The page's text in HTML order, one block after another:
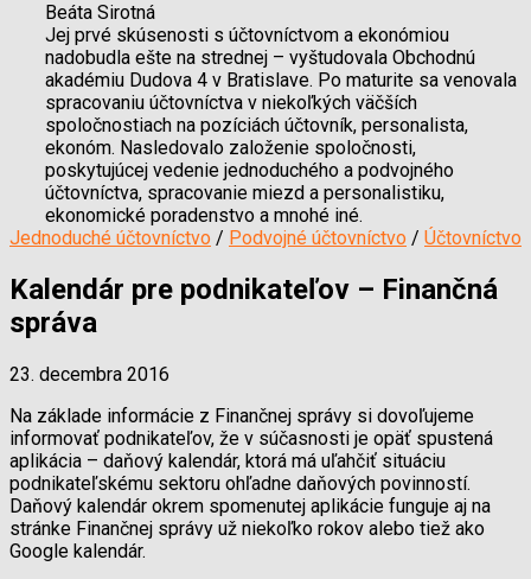
Beáta Sirotná
Jej prvé skúsenosti s účtovníctvom a ekonómiou
nadobudla ešte na strednej – vyštudovala Obchodnú
akadémiu Dudova 4 v Bratislave. Po maturite sa venovala
spracovaniu účtovníctva v niekoľkých väčších
spoločnostiach na pozíciách účtovník, personalista,
ekonóm. Nasledovalo založenie spoločnosti,
poskytujúcej vedenie jednoduchého a podvojného
účtovníctva, spracovanie miezd a personalistiku,
ekonomické poradenstvo a mnohé iné.
Jednoduché účtovníctvo / Podvojné účtovníctvo / Účtovníctvo
Kalendár pre podnikateľov – Finančná
správa
23. decembra 2016
Na základe informácie z Finančnej správy si dovoľujeme
informovať podnikateľov, že v súčasnosti je opäť spustená
aplikácia – daňový kalendár, ktorá má uľahčiť situáciu
podnikateľskému sektoru ohľadne daňových povinností.
Daňový kalendár okrem spomenutej aplikácie funguje aj na
stránke Finančnej správy už niekoľko rokov alebo tiež ako
Google kalendár.